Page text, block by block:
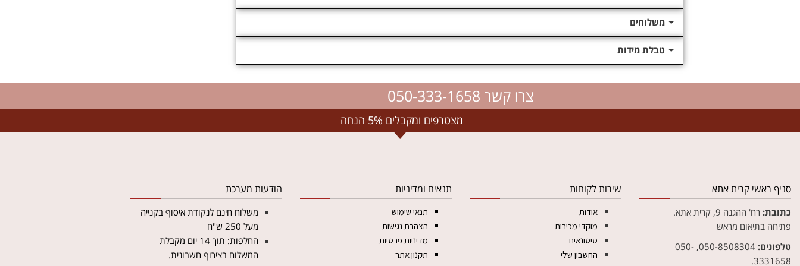
משלוחים
טבלת מידות
צרו קשר 050-333-1658
מצטרפים ומקבלים 5% הנחה
סניף ראשי קרית אתא
כתובת: רח' ההגנה 9, קרית אתא.
פתיחה בתיאום מראש
טלפונים:
050-8508304, 050-
3331658.
שירות לקוחות
אודות
מוקדי מכירות
סיטונאים
החשבון שלי
תנאים ומדיניות
תנאי שימוש
הצהרת נגישות
מדיניות פרטיות
תקנון אתר
הודעות מערכת
משלוח חינם לנקודת איסוף בקנייה
מעל 250 ש"ח
החלפות: תוך 14 יום מקבלת
המשלוח בצירוף חשבונית.